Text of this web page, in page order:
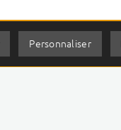
Personnaliser